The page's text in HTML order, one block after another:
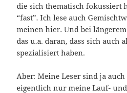
die sich thematisch fokussiert
“fast”. Ich lese auch
meinen hier. Und bei
das u.a. daran, dass sich auch
spezialisiert haben.
Aber: Meine Leser sind ja
eigentlich nur meine Lauf-